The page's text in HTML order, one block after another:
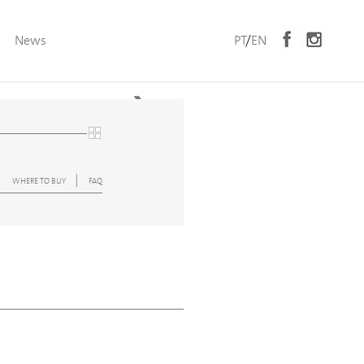
News PT/EN
❯
WHERE TO BUY FAQ